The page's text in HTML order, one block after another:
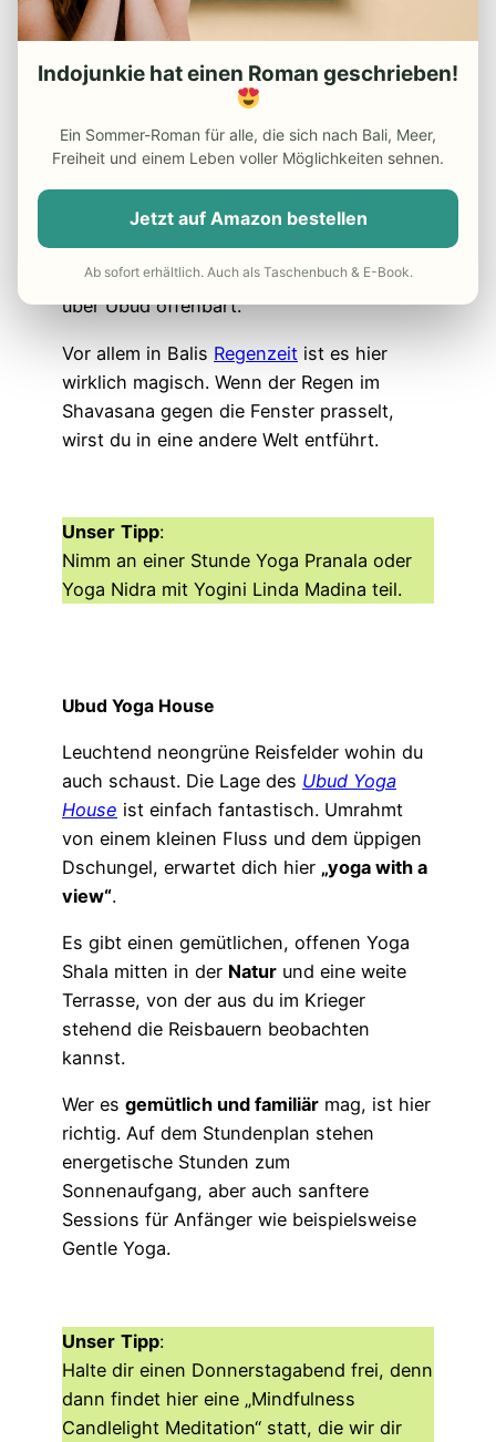
Intuitive Flow
Bereits der Weg zum YogastudioIntuitive
Flowist ein Erlebnis. Nachdem du die
Stufen durchs Grüne erklommen hast,
folgst du einem kleinen Pfad, der dich zu
einemIndoor-Shala mit breiter
Fensterfrontbringt, die einen tollen Blick
über Ubud offenbart.
Vor allem in Balis Regenzeit ist es hier
wirklich magisch. Wenn der Regen im
Shavasana gegen die Fenster prasselt,
wirst du in eine andere Welt entführt.
Unser Tipp:
Nimm an einer Stunde Yoga Pranala oder
Yoga Nidra mit Yogini Linda Madina teil.
Ubud Yoga House
Leuchtend neongrüne Reisfelder wohin du
auch schaust. Die Lage des Ubud Yoga
House ist einfach fantastisch. Umrahmt
von einem kleinen Fluss und dem üppigen
Dschungel, erwartet dich hier „yoga with a
view“.
Es gibt einen gemütlichen, offenen Yoga
Shala mitten in der Natur und eine weite
Terrasse, von der aus du im Krieger
stehend die Reisbauern beobachten
kannst.
Wer es gemütlich und familiär mag, ist hier
richtig. Auf dem Stundenplan stehen
energetische Stunden zum
Sonnenaufgang, aber auch sanftere
Sessions für Anfänger wie beispielsweise
Gentle Yoga.
Unser Tipp:
Halte dir einen Donnerstagabend frei, denn
dann findet hier eine „Mindfulness
Candlelight Meditation“ statt, die wir dir
Indojunkie hat einen Roman geschrieben!
Ein Sommer-Roman für alle, die sich nach Bali, Meer,
Freiheit und einem Leben voller Möglichkeiten sehnen.
Jetzt auf Amazon bestellen
Ab sofort erhältlich. Auch als Taschenbuch & E-Book.